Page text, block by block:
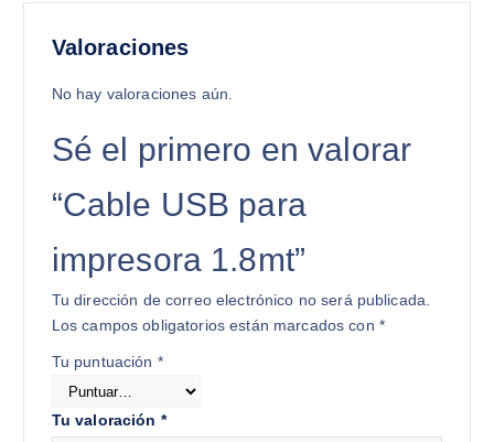
Valoraciones
No hay valoraciones aún.
Sé el primero en valorar
“Cable USB para
impresora 1.8mt”
Tu dirección de correo electrónico no será publicada.
Los campos obligatorios están marcados con *
Tu puntuación *
Tu valoración *